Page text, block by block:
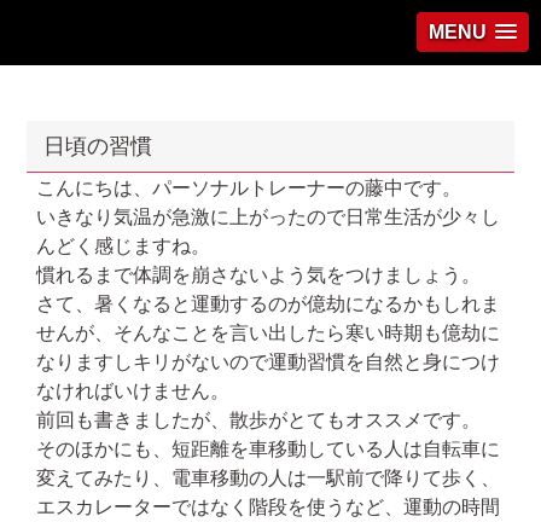
MENU
日頃の習慣
こんにちは、パーソナルトレーナーの藤中です。
いきなり気温が急激に上がったので日常生活が少々し
んどく感じますね。
慣れるまで体調を崩さないよう気をつけましょう。
さて、暑くなると運動するのが億劫になるかもしれま
せんが、そんなことを言い出したら寒い時期も億劫に
なりますしキリがないので運動習慣を自然と身につけ
なければいけません。
前回も書きましたが、散歩がとてもオススメです。
そのほかにも、短距離を車移動している人は自転車に
変えてみたり、電車移動の人は一駅前で降りて歩く、
エスカレーターではなく階段を使うなど、運動の時間